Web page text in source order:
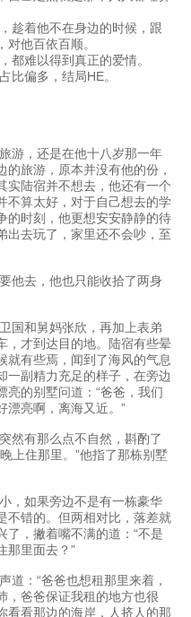
趁着他不在身边的时候，跟
他百依百顺。
都难以得到真正的爱情。
比偏多，结局HE。
，还是在他十八岁那一年
旅游，原本并没有他的份，
实陆宿并不想去，他还有一个
不算太好，对于自己想去的学
的时刻，他更想安安静静的待
出去玩了，家里还不会吵，至
去，他也只能收拾了两身
和舅妈张欣，再加上表弟
，才到达目的地。陆宿有些晕
就有些焉，闻到了海风的气息
一副精力充足的样子，在旁边
亮的别墅问道：“爸爸，我们
漂亮啊，离海又近。”
有那么点不自然，斟酌了
上住那里。”他指了那栋别墅
如果旁边不是有一栋豪华
不错的。但两相对比，落差就
了，撇着嘴不满的道：“不是
那里面去？”
：“爸爸也想租那里来着，
，爸爸保证我租的地方也很
看看那边的海岸，人挤人的那